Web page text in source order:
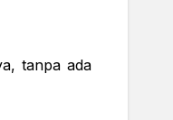
tanpa ada